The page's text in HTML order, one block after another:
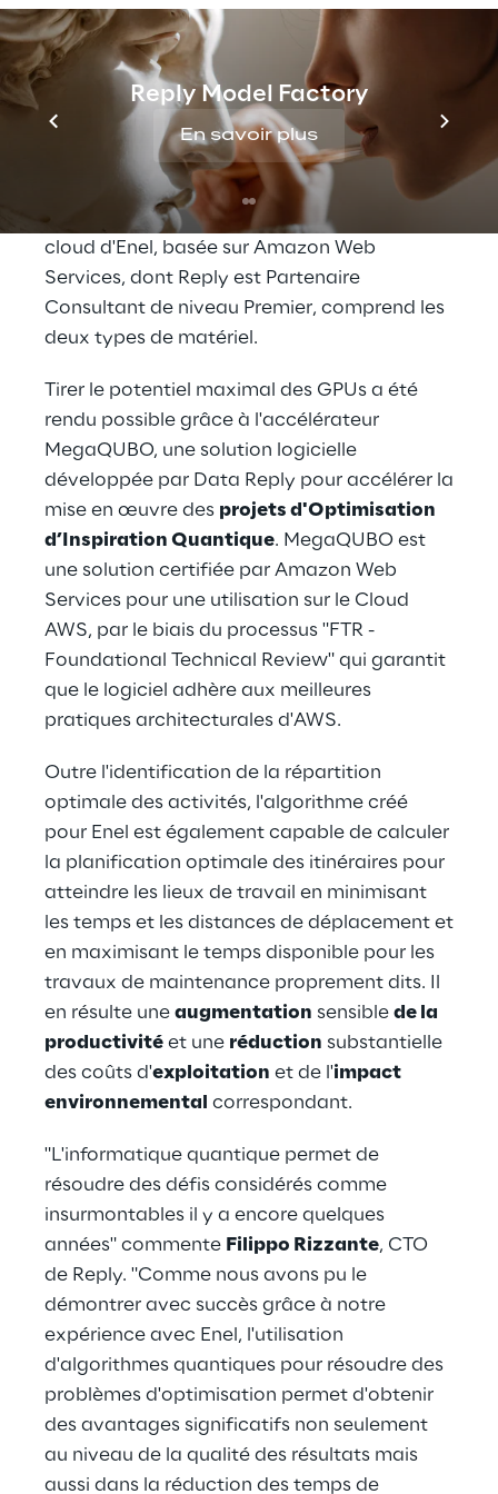
Reply Model Factory
En savoir plus
sur le modèle mathématiqueQUBO
(Quadratic Unconstrained Binary
Optimisation)et peut être exécutée
efficacement par du matériel quantique,
connu sous le nom deQuantum Processing
QPUs, ainsi que par du matériel
classique, connu sous le nom de Graphics
Processing Unitsou GPUs
. L'infrastructure
cloud d'Enel, basée sur Amazon Web
Services, dont Reply est Partenaire
Consultant de niveau Premier, comprend les
deux types de matériel.
Tirer le potentiel maximal des GPUs a été
rendu possible grâce à l'accélérateur
MegaQUBO, une solution logicielle
développée par Data Reply pour accélérer la
mise en œuvre des projets d'Optimisation
d’Inspiration Quantique. MegaQUBO est
une solution certifiée par Amazon Web
Services pour une utilisation sur le Cloud
AWS, par le biais du processus "FTR -
Foundational Technical Review" qui garantit
que le logiciel adhère aux meilleures
pratiques architecturales d'AWS.
Outre l'identification de la répartition
optimale des activités, l'algorithme créé
pour Enel est également capable de calculer
la planification optimale des itinéraires pour
atteindre les lieux de travail en minimisant
les temps et les distances de déplacement et
en maximisant le temps disponible pour les
travaux de maintenance proprement dits. Il
en résulte une augmentation sensible de la
productivité et une réduction substantielle
des coûts d'exploitation et de l'impact
environnemental correspondant.
"L'informatique quantique permet de
résoudre des défis considérés comme
insurmontables il y a encore quelques
années" commente Filippo Rizzante, CTO
de Reply. "Comme nous avons pu le
démontrer avec succès grâce à notre
expérience avec Enel, l'utilisation
d'algorithmes quantiques pour résoudre des
problèmes d'optimisation permet d'obtenir
des avantages significatifs non seulement
au niveau de la qualité des résultats mais
aussi dans la réduction des temps de